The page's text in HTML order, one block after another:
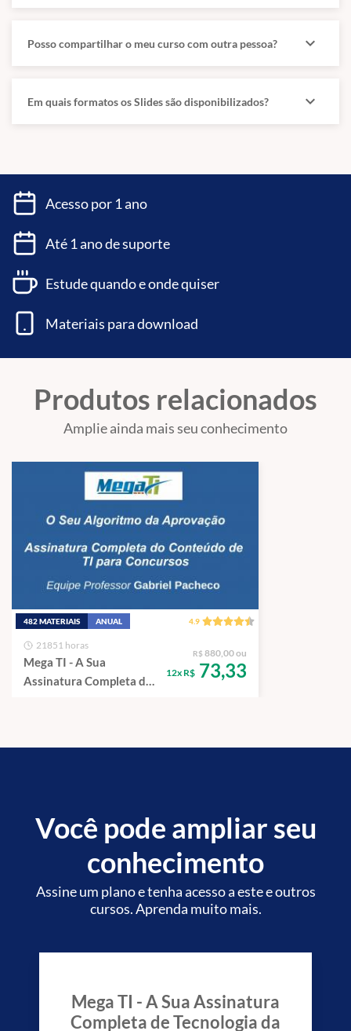
SSH, DNS, SMTP, POP, IMAP, HTTP, HTTPS, SSL, DNS, RDP, DHCP).
Os tópicos abaixo não serão trabalhados neste curso.
Posso compartilhar o meu curso com outra pessoa? expand_more
Em quais formatos os Slides são disponibilizados? expand_more
Acesso por 1 ano
Até 1 ano de suporte
Estude quando e onde quiser
Materiais para download
Produtos relacionados
Amplie ainda mais seu conhecimento
482 MATERIAIS ANUAL 4.9
21851 horas
Mega TI - A Sua
Assinatura Completa de
R$ 880,00 ou
12x R$ 73,33
Você pode ampliar seu
conhecimento
Assine um plano e tenha acesso a este e outros
cursos. Aprenda muito mais.
Mega TI - A Sua Assinatura
Completa de Tecnologia da